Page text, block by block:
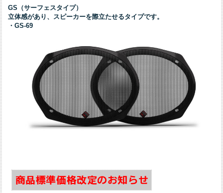
GS（サーフェスタイプ）
立体感があり、スピーカーを際立たせるタイプです。
・GS-69